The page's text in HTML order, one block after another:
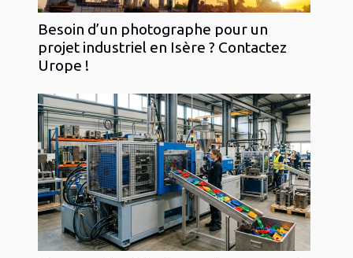
Besoin d’un photographe pour un
projet industriel en Isère ? Contactez
Urope !